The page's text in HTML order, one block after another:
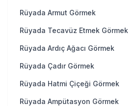
Rüyada Armut Görmek
Rüyada Tecavüz Etmek Görmek
Rüyada Ardıç Ağacı Görmek
Rüyada Çadır Görmek
Rüyada Hatmi Çiçeği Görmek
Rüyada Ampütasyon Görmek